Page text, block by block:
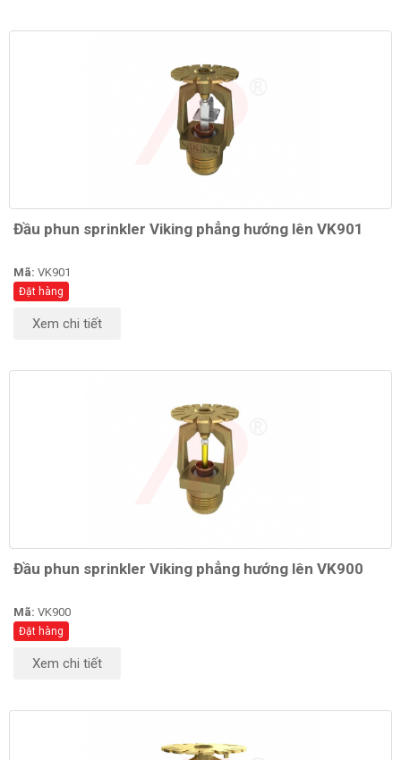
Đầu phun sprinkler Viking phẳng hướng lên VK901
Mã: VK901
Đặt hàng
Xem chi tiết
Đầu phun sprinkler Viking phẳng hướng lên VK900
Mã: VK900
Đặt hàng
Xem chi tiết